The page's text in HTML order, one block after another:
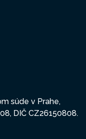
súde v Prahe,
DIČ CZ26150808.